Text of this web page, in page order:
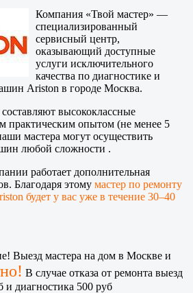
Компания «Твой мастер» —
специализированный
сервисный центр,
оказывающий доступные
услуги исключительного
качества по диагностике и
Ariston в городе Москва.
высококлассные
практическим опытом (не менее 5
мастера могут осуществить
любой сложности .
работает дополнительная
Благодаря этому мастер по ремонту
будет у вас уже в течение 30–40
Выезд мастера на дом в Москве и
В случае отказа от ремонта выезд
и диагностика 500 руб